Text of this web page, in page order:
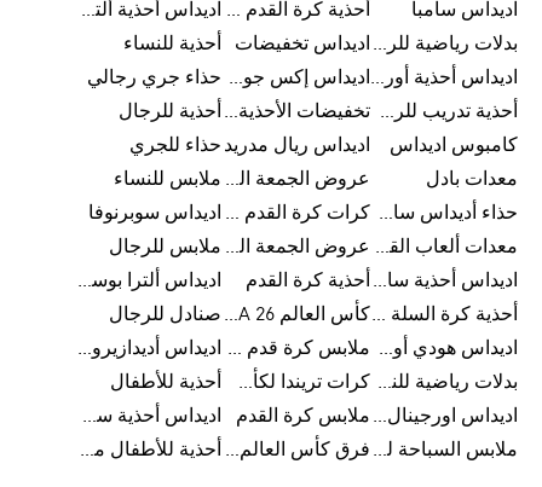
اديداس سامبا أحذية كرة القدم للرجال
اديداس أحذية ألترا بوست للرجال
بدلات رياضية للرجال اديداس تخفيضات
أحذية للنساء
اديداس أحذية أورجينالز
اديداس إكس جود بيلينغهام حذاء جري رجالي
أحذية تدريب للرجال
تخفيضات الأحذية للرجال أحذية للرجال
كامبوس اديداس
اديداس ريال مدريد حذاء للجري
معدات بادل
عروض الجمعة البيضاء للرجال ملابس للنساء
حذاء أديداس سامبا للأطفال
كرات كرة القدم للرجال اديداس سوبرنوفا
معدات ألعاب القوى
عروض الجمعة البيضاء للسيدات ملابس للرجال
اديداس أحذية سامبا للنساء أحذية كرة القدم
اديداس ألترا بوست
أحذية كرة السلة للرجال
كأس العالم FIFA 26™ صنادل للرجال
اديداس هودي أورجينال للنساء
ملابس كرة قدم للاطفال
اديداس أديدازيرو معدات الجري
بدلات رياضية للنساء
كرات تريندا لكأس العالم FIFA 26™
أحذية للأطفال
اديداس اورجينال ملابس ملابس كرة القدم
اديداس أحذية سوبرنوفا للرجال
ملابس السباحة للرجال
فرق كأس العالم FIFA 26™ أحذية للأطفال من 8 إلى 16 سنة